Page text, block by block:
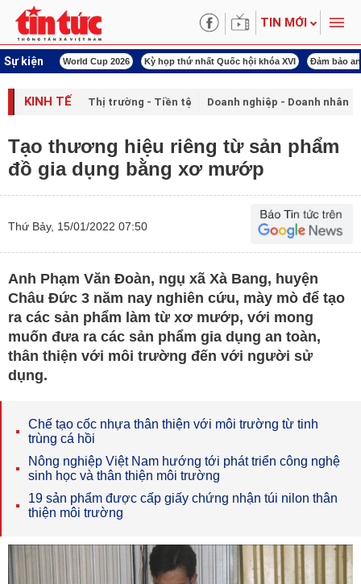
TIN MỚI
Sự kiện
Việt Nam World Cup 2026 Kỳ họp thứ nhất Quốc hội khóa XVI Đảm bảo
KINH TẾ Thị trường - Tiền tệ Doanh nghiệp - Doanh nhân
Tạo thương hiệu riêng từ sản phẩm
đồ gia dụng bằng xơ mướp
Thứ Bảy, 15/01/2022 07:50
Anh Phạm Văn Đoàn, ngụ xã Xà Bang, huyện
Châu Đức 3 năm nay nghiên cứu, mày mò để tạo
ra các sản phẩm làm từ xơ mướp, với mong
muốn đưa ra các sản phẩm gia dụng an toàn,
thân thiện với môi trường đến với người sử
dụng.
Chế tạo cốc nhựa thân thiện với môi trường từ tinh
trùng cá hồi
Nông nghiệp Việt Nam hướng tới phát triển công nghệ
sinh học và thân thiện môi trường
19 sản phẩm được cấp giấy chứng nhận túi nilon thân
thiện môi trường